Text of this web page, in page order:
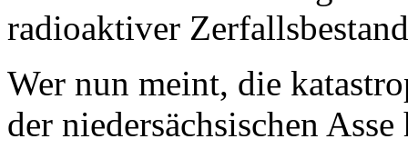
radioaktiver
Wer nun meint, die
der niedersächsischen